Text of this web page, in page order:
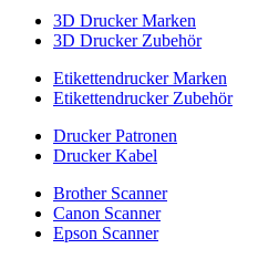
3D Drucker Marken
3D Drucker Zubehör
Etikettendrucker Marken
Etikettendrucker Zubehör
Drucker Patronen
Drucker Kabel
Brother Scanner
Canon Scanner
Epson Scanner